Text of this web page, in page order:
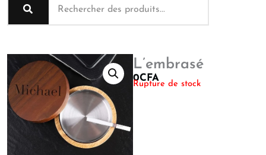
L’embrasé
0CFA
Rupture de stock